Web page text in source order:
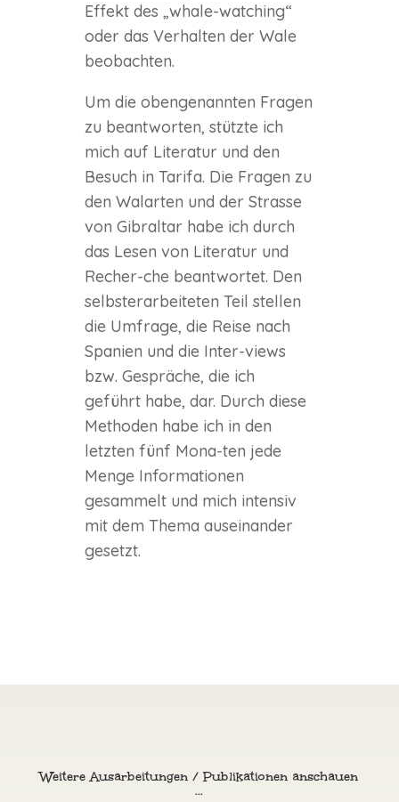
Effekt des „whale-watching“
oder das Verhalten der Wale
beobachten.
Um die obengenannten Fragen
zu beantworten, stützte ich
mich auf Literatur und den
Besuch in Tarifa. Die Fragen zu
den Walarten und der Strasse
von Gibraltar habe ich durch
das Lesen von Literatur und
Recher-che beantwortet. Den
selbsterarbeiteten Teil stellen
die Umfrage, die Reise nach
Spanien und die Inter-views
bzw. Gespräche, die ich
geführt habe, dar. Durch diese
Methoden habe ich in den
letzten fünf Mona-ten jede
Menge Informationen
gesammelt und mich intensiv
mit dem Thema auseinander
gesetzt.
Weitere Ausarbeitungen / Publikationen anschauen
...